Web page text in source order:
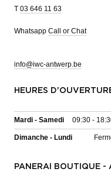
T 03 646 11 63
Whatsapp Call or Chat
info@iwc-antwerp.be
HEURES
Mardi - Samedi 09:30 -
Dimanche - Lundi
PANERAI BOUTIQUE -